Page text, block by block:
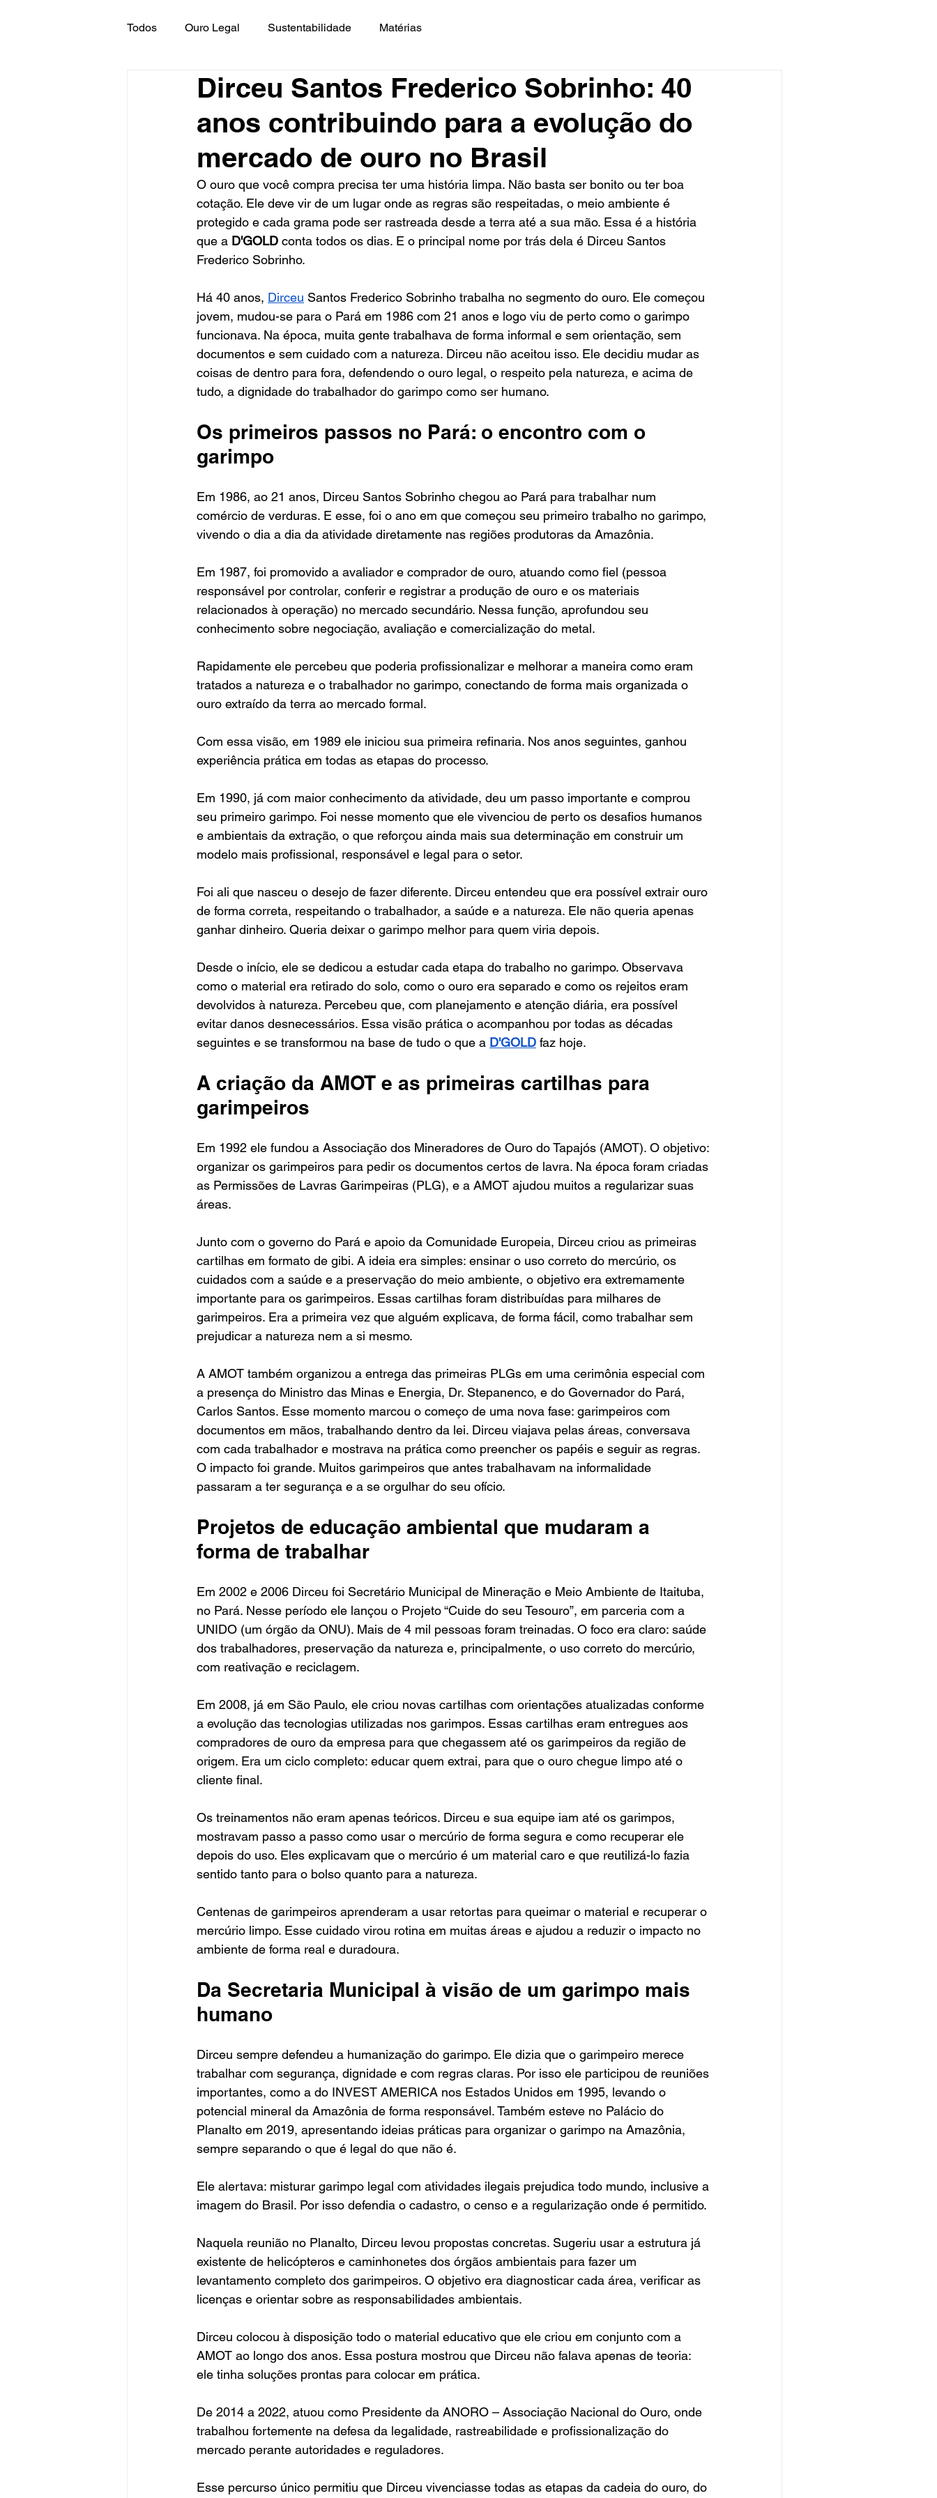
Todos Ouro Legal Sustentabilidade Matérias
Dirceu Santos Frederico Sobrinho: 40
anos contribuindo para a evolução do
mercado de ouro no Brasil
O ouro que você compra precisa ter uma história limpa. Não basta ser bonito ou ter boa
cotação. Ele deve vir de um lugar onde as regras são respeitadas, o meio ambiente é
protegido e cada grama pode ser rastreada desde a terra até a sua mão. Essa é a história
que a D'GOLD conta todos os dias. E o principal nome por trás dela é Dirceu Santos
Frederico Sobrinho.
Há 40 anos, Dirceu Santos Frederico Sobrinho trabalha no segmento do ouro. Ele começou
jovem, mudou-se para o Pará em 1986 com 21 anos e logo viu de perto como o garimpo
funcionava. Na época, muita gente trabalhava de forma informal e sem orientação, sem
documentos e sem cuidado com a natureza. Dirceu não aceitou isso. Ele decidiu mudar as
coisas de dentro para fora, defendendo o ouro legal, o respeito pela natureza, e acima de
tudo, a dignidade do trabalhador do garimpo como ser humano.
Os primeiros passos no Pará: o encontro com o
garimpo
Em 1986, ao 21 anos, Dirceu Santos Sobrinho chegou ao Pará para trabalhar num
comércio de verduras. E esse, foi o ano em que começou seu primeiro trabalho no garimpo,
vivendo o dia a dia da atividade diretamente nas regiões produtoras da Amazônia.
Em 1987, foi promovido a avaliador e comprador de ouro, atuando como fiel (pessoa
responsável por controlar, conferir e registrar a produção de ouro e os materiais
relacionados à operação) no mercado secundário. Nessa função, aprofundou seu
conhecimento sobre negociação, avaliação e comercialização do metal.
Rapidamente ele percebeu que poderia profissionalizar e melhorar a maneira como eram
tratados a natureza e o trabalhador no garimpo, conectando de forma mais organizada o
ouro extraído da terra ao mercado formal.
Com essa visão, em 1989 ele iniciou sua primeira refinaria. Nos anos seguintes, ganhou
experiência prática em todas as etapas do processo.
Em 1990, já com maior conhecimento da atividade, deu um passo importante e comprou
seu primeiro garimpo. Foi nesse momento que ele vivenciou de perto os desafios humanos
e ambientais da extração, o que reforçou ainda mais sua determinação em construir um
modelo mais profissional, responsável e legal para o setor.
Foi ali que nasceu o desejo de fazer diferente. Dirceu entendeu que era possível extrair ouro
de forma correta, respeitando o trabalhador, a saúde e a natureza. Ele não queria apenas
ganhar dinheiro. Queria deixar o garimpo melhor para quem viria depois.
Desde o início, ele se dedicou a estudar cada etapa do trabalho no garimpo. Observava
como o material era retirado do solo, como o ouro era separado e como os rejeitos eram
devolvidos à natureza. Percebeu que, com planejamento e atenção diária, era possível
evitar danos desnecessários. Essa visão prática o acompanhou por todas as décadas
seguintes e se transformou na base de tudo o que a D'GOLD faz hoje.
A criação da AMOT e as primeiras cartilhas para
garimpeiros
Em 1992 ele fundou a Associação dos Mineradores de Ouro do Tapajós (AMOT). O objetivo:
organizar os garimpeiros para pedir os documentos certos de lavra. Na época foram criadas
as Permissões de Lavras Garimpeiras (PLG), e a AMOT ajudou muitos a regularizar suas
áreas.
Junto com o governo do Pará e apoio da Comunidade Europeia, Dirceu criou as primeiras
cartilhas em formato de gibi. A ideia era simples: ensinar o uso correto do mercúrio, os
cuidados com a saúde e a preservação do meio ambiente, o objetivo era extremamente
importante para os garimpeiros. Essas cartilhas foram distribuídas para milhares de
garimpeiros. Era a primeira vez que alguém explicava, de forma fácil, como trabalhar sem
prejudicar a natureza nem a si mesmo.
A AMOT também organizou a entrega das primeiras PLGs em uma cerimônia especial com
a presença do Ministro das Minas e Energia, Dr. Stepanenco, e do Governador do Pará,
Carlos Santos. Esse momento marcou o começo de uma nova fase: garimpeiros com
documentos em mãos, trabalhando dentro da lei. Dirceu viajava pelas áreas, conversava
com cada trabalhador e mostrava na prática como preencher os papéis e seguir as regras.
O impacto foi grande. Muitos garimpeiros que antes trabalhavam na informalidade
passaram a ter segurança e a se orgulhar do seu ofício.
Projetos de educação ambiental que mudaram a
forma de trabalhar
Em 2002 e 2006 Dirceu foi Secretário Municipal de Mineração e Meio Ambiente de Itaituba,
no Pará. Nesse período ele lançou o Projeto “Cuide do seu Tesouro”, em parceria com a
UNIDO (um órgão da ONU). Mais de 4 mil pessoas foram treinadas. O foco era claro: saúde
dos trabalhadores, preservação da natureza e, principalmente, o uso correto do mercúrio,
com reativação e reciclagem.
Em 2008, já em São Paulo, ele criou novas cartilhas com orientações atualizadas conforme
a evolução das tecnologias utilizadas nos garimpos. Essas cartilhas eram entregues aos
compradores de ouro da empresa para que chegassem até os garimpeiros da região de
origem. Era um ciclo completo: educar quem extrai, para que o ouro chegue limpo até o
cliente final.
Os treinamentos não eram apenas teóricos. Dirceu e sua equipe iam até os garimpos,
mostravam passo a passo como usar o mercúrio de forma segura e como recuperar ele
depois do uso. Eles explicavam que o mercúrio é um material caro e que reutilizá-lo fazia
sentido tanto para o bolso quanto para a natureza.
Centenas de garimpeiros aprenderam a usar retortas para queimar o material e recuperar o
mercúrio limpo. Esse cuidado virou rotina em muitas áreas e ajudou a reduzir o impacto no
ambiente de forma real e duradoura.
Da Secretaria Municipal à visão de um garimpo mais
humano
Dirceu sempre defendeu a humanização do garimpo. Ele dizia que o garimpeiro merece
trabalhar com segurança, dignidade e com regras claras. Por isso ele participou de reuniões
importantes, como a do INVEST AMERICA nos Estados Unidos em 1995, levando o
potencial mineral da Amazônia de forma responsável. Também esteve no Palácio do
Planalto em 2019, apresentando ideias práticas para organizar o garimpo na Amazônia,
sempre separando o que é legal do que não é.
Ele alertava: misturar garimpo legal com atividades ilegais prejudica todo mundo, inclusive a
imagem do Brasil. Por isso defendia o cadastro, o censo e a regularização onde é permitido.
Naquela reunião no Planalto, Dirceu levou propostas concretas. Sugeriu usar a estrutura já
existente de helicópteros e caminhonetes dos órgãos ambientais para fazer um
levantamento completo dos garimpeiros. O objetivo era diagnosticar cada área, verificar as
licenças e orientar sobre as responsabilidades ambientais.
Dirceu colocou à disposição todo o material educativo que ele criou em conjunto com a
AMOT ao longo dos anos. Essa postura mostrou que Dirceu não falava apenas de teoria:
ele tinha soluções prontas para colocar em prática.
De 2014 a 2022, atuou como Presidente da ANORO – Associação Nacional do Ouro, onde
trabalhou fortemente na defesa da legalidade, rastreabilidade e profissionalização do
mercado perante autoridades e reguladores.
Esse percurso único permitiu que Dirceu vivenciasse todas as etapas da cadeia do ouro, do